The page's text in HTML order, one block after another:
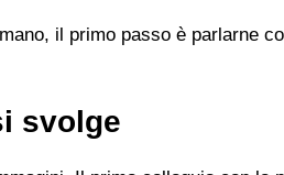
il primo passo è parlarne
svolge